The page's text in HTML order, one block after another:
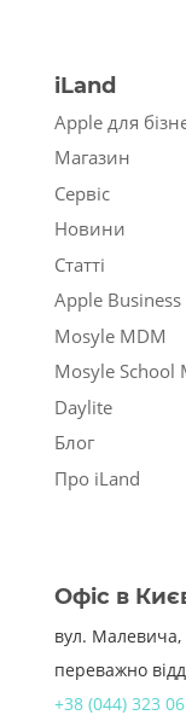
iLand
Apple для
Магазин
Сервіс
Новини
Статті
Apple
Mosyle MDM
Mosyle School
Daylite
Блог
Про iLand
Офіс в
вул.
переважно
+38 (044) 323